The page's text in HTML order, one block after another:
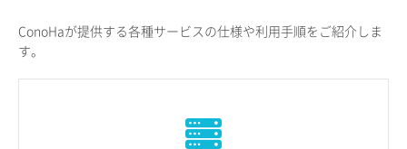
Pencil
リリースノート
ConoHaが提供する各種サービスの仕様や利用手順を ご紹介しま
す。